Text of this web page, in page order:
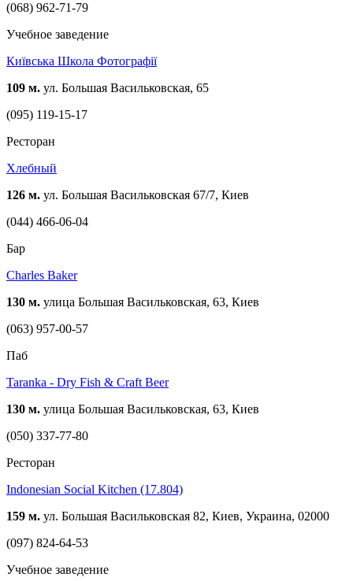
(068) 962-71-79
Учебное заведение
Київська Школа Фотографії
109 м. ул. Большая Васильковская, 65
(095) 119-15-17
Ресторан
Хлебный
126 м. ул. Большая Васильковская 67/7, Киев
(044) 466-06-04
Бар
Charles Baker
130 м. улица Большая Васильковская, 63, Киев
(063) 957-00-57
Паб
Taranka - Dry Fish & Craft Beer
130 м. улица Большая Васильковская, 63, Киев
(050) 337-77-80
Ресторан
Indonesian Social Kitchen (17.804)
159 м. ул. Большая Васильковская 82, Киев, Украина, 02000
(097) 824-64-53
Учебное заведение